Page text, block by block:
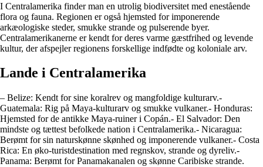
I Centralamerika finder man en utrolig biodiversitet med enestående
flora og fauna. Regionen er også hjemsted for imponerende
arkæologiske steder, smukke strande og pulserende byer.
Centralamerikanerne er kendt for deres varme gæstfrihed og levende
kultur, der afspejler regionens forskellige indfødte og koloniale arv.
Lande i Centralamerika
– Belize: Kendt for sine koralrev og mangfoldige kulturarv.-
Guatemala: Rig på Maya-kulturarv og smukke vulkaner.- Honduras:
Hjemsted for de antikke Maya-ruiner i Copán.- El Salvador: Den
mindste og tættest befolkede nation i Centralamerika.- Nicaragua:
Berømt for sin naturskønne skønhed og imponerende vulkaner.- Costa
Rica: En øko-turistdestination med regnskov, strande og dyreliv.-
Panama: Berømt for Panamakanalen og skønne Caribiske strande.